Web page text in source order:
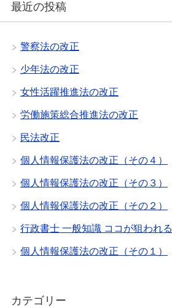
最近の投稿
警察法の改正
少年法の改正
女性活躍推進法の改正
労働施策総合推進法の改正
民法改正
個人情報保護法の改正（その４）
個人情報保護法の改正（その３）
個人情報保護法の改正（その２）
行政書士 一般知識 ココが狙われ
個人情報保護法の改正（その１）
カテゴリー